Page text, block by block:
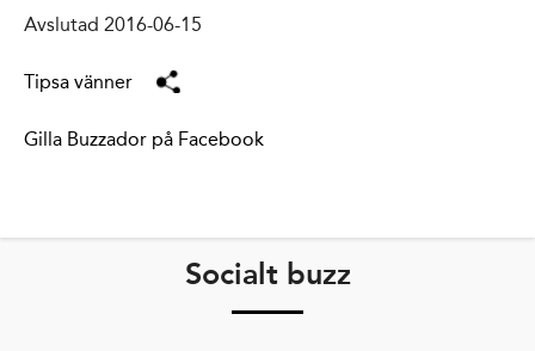
Avslutad 2016-06-15
Tipsa vänner
Gilla Buzzador på Facebook
Socialt buzz